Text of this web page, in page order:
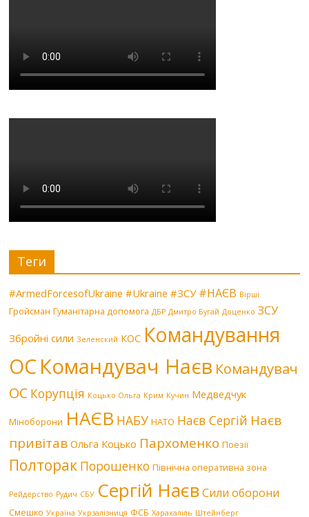
Теги
#ArmedForcesofUkraine #Ukraine #ЗСУ #НАЄВ Вірші
Гройсман Гуманітарна допомога ДБР Дмитро Бугай Доценко ЗСУ
Збройні сили Зеленский КОС Командування
ОС Командувач Наєв Командувач
ОС Корупція Коцько Ольга Крим Кучин Медведчук
Міноборони НАЄВ НАБУ НАТО Наєв Сергій Наєв
привітав Ольга Коцько Пархоменко Поезії
Полторак Порошенко Північна оперативна зона
Рейдерство Рудич СБУ Сергій Наєв Сили оборони
Смешко Україна Укрзалізниця ФСБ Харахаліль Штейнберг